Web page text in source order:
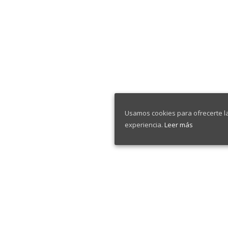
Usamos cookies para ofrecerte
experiencia. Leer más